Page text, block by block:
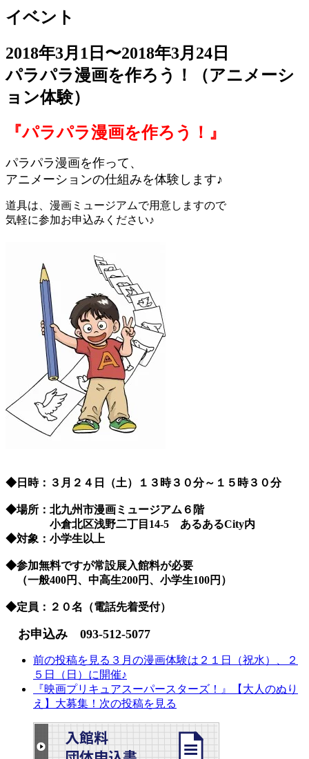
イベント
2018年3月1日〜2018年3月24日
パラパラ漫画を作ろう！（アニメーシ
ョン体験）
『パラパラ漫画を作ろう！』
パラパラ漫画を作って、
アニメーションの仕組みを体験します♪
道具は、漫画ミュージアムで用意しますので
気軽に参加お申込みください♪
◆日時：３月２４日（土）１３時３０分～１５時３０分
◆場所：北九州市漫画ミュージアム６階
小倉北区浅野二丁目14-5 あるあるCity内
◆対象：小学生以上
◆参加無料ですが常設展入館料が必要
（一般400円、中高生200円、小学生100円）
◆定員：２０名（電話先着受付）
お申込み 093-512-5077
前の投稿を見る ３月の漫画体験は２１日（祝水）、２
５日（日）に開催♪
『映画プリキュアスーパースターズ！』【大人のぬり
え】大募集！ 次の投稿を見る